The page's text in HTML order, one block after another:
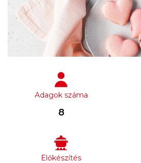
Adagok száma
8
Előkészítés